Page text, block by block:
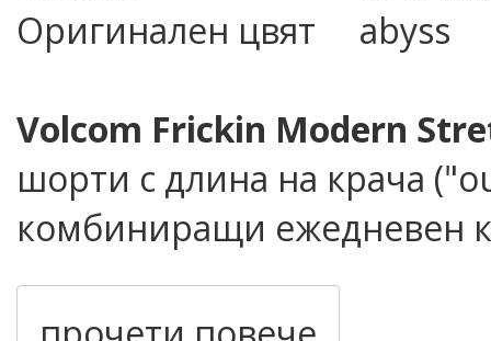
Оригинален цвят
abyss
Volcom Frickin Modern
шорти с длина на крача
комбиниращи ежедневен
Изработени от мека и
еластичен елемент, те